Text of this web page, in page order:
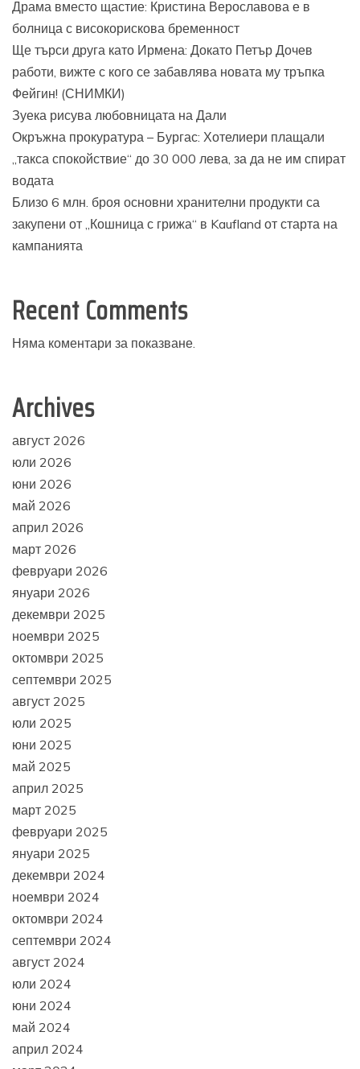
Драма вместо щастие: Кристина Верославова е в
болница с високорискова бременност
Ще търси друга като Ирмена: Докато Петър Дочев
работи, вижте с кого се забавлява новата му тръпка
Фейгин! (СНИМКИ)
Зуека рисува любовницата на Дали
Окръжна прокуратура – Бургас: Хотелиери плащали
„такса спокойствие“ до 30 000 лева, за да не им спират
водата
Близо 6 млн. броя основни хранителни продукти са
закупени от „Кошница с грижа“ в Kaufland от старта на
кампанията
Recent Comments
Няма коментари за показване.
Archives
август 2026
юли 2026
юни 2026
май 2026
април 2026
март 2026
февруари 2026
януари 2026
декември 2025
ноември 2025
октомври 2025
септември 2025
август 2025
юли 2025
юни 2025
май 2025
април 2025
март 2025
февруари 2025
януари 2025
декември 2024
ноември 2024
октомври 2024
септември 2024
август 2024
юли 2024
юни 2024
май 2024
април 2024